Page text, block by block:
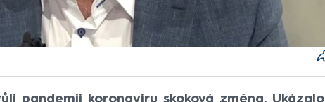
pandemii koronaviru skoková změna. Ukázalo